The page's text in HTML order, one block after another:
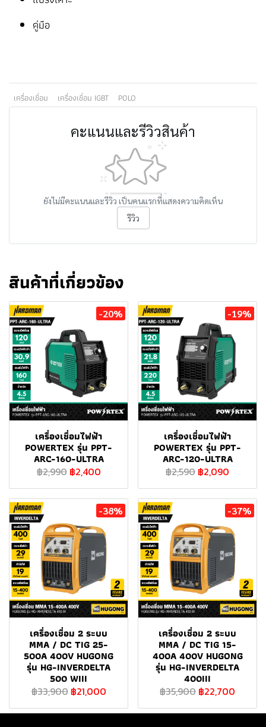
คู่มือ
เครื่องเชื่อม เครื่องเชื่อม IGBT POLO
คะแนนและรีวิวสินค้า
ยังไม่มีคะแนนและรีวิว เป็นคนแรกที่แสดงความคิดเห็น
รีวิว
สินค้าที่เกี่ยวข้อง
-20%
เครื่องเชื่อมไฟฟ้า
POWERTEX รุ่น PPT-
ARC-160-ULTRA
฿2,990 ฿2,400
-19%
เครื่องเชื่อมไฟฟ้า
POWERTEX รุ่น PPT-
ARC-120-ULTRA
฿2,590 ฿2,090
-38%
เครื่องเชื่อม 2 ระบบ
MMA / DC TIG 25-
500A 400V HUGONG
รุ่น HG-INVERDELTA
500 WIII
฿33,900 ฿21,000
-37%
เครื่องเชื่อม 2 ระบบ
MMA / DC TIG 15-
400A 400V HUGONG
รุ่น HG-INVERDELTA
400III
฿35,900 ฿22,700